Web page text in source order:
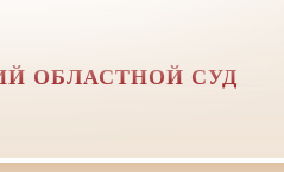
ОБЛАСТНОЙ СУД